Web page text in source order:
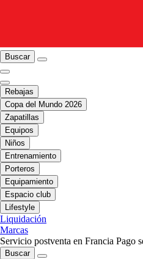
Buscar
Rebajas
Copa del Mundo 2026
Zapatillas
Equipos
Niños
Entrenamiento
Porteros
Equipamiento
Espacio club
Lifestyle
Liquidación
Marcas
Servicio postventa en Francia Pago
Buscar